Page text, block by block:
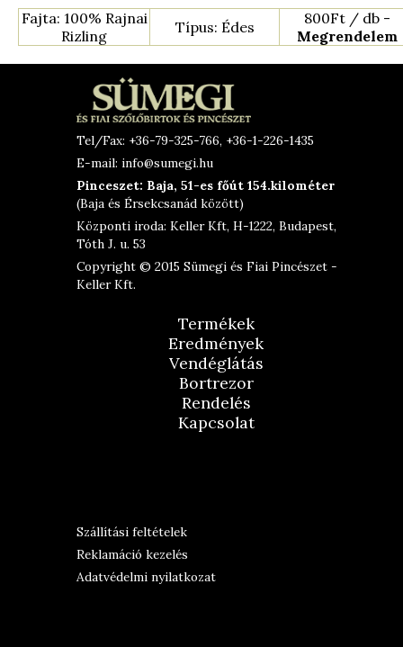
Fajta: 100% Rajnai
Rizling
Típus: Édes
800Ft / db -
Megrendelem
Tel/Fax: +36-79-325-766, +36-1-226-1435
E-mail: info@sumegi.hu
Pinceszet: Baja, 51-es főút 154.kilométer
(Baja és Érsekcsanád között)
Központi iroda: Keller Kft, H-1222, Budapest,
Tóth J. u. 53
Copyright © 2015 Sümegi és Fiai Pincészet -
Keller Kft.
Termékek
Eredmények
Vendéglátás
Bortrezor
Rendelés
Kapcsolat
Szállítási feltételek
Reklamáció kezelés
Adatvédelmi nyilatkozat